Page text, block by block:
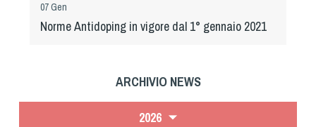
07 Gen
Norme Antidoping in vigore dal 1° gennaio 2021
ARCHIVIO NEWS
2026